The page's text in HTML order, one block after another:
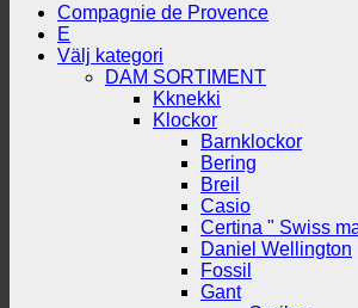
Compagnie de Provence
E
Välj kategori
DAM SORTIMENT
Kknekki
Klockor
Barnklockor
Bering
Breil
Casio
Certina " Swiss
Daniel Wellington
Fossil
Gant